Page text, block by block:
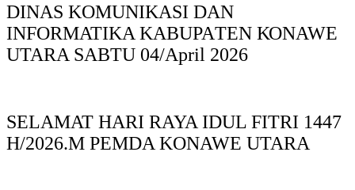
DINAS KOMUNIKASI DAN
INFORMATIKA KABUPAΤΕΝ ΚΟNAWE
UTARA SABTU 04/April 2026
SELAMAT HARI RAYA IDUL FITRI 1447
H/2026.M PEMDA KONAWE UTARA